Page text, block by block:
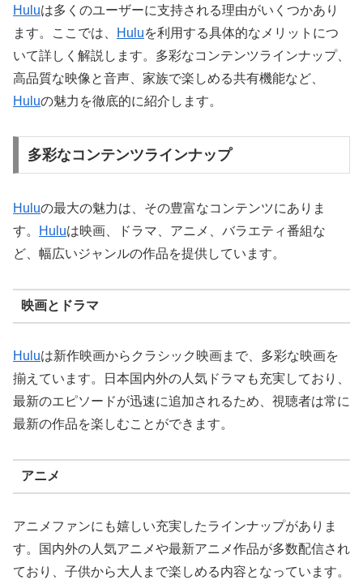
Huluは多くのユーザーに支持される理由がいくつかあり
ます。ここでは、
Huluを利用する具体的なメリットにつ
いて詳しく解説します。多彩なコンテンツラインナップ、
高品質な映像と音声、家族で楽しめる共有機能など、
Huluの魅力を徹底的に紹介します。
多彩なコンテンツラインナップ
Huluの最大の魅力は、その豊富なコンテンツにありま
す。
Huluは映画、ドラマ、アニメ、バラエティ番組な
ど、幅広いジャンルの作品を提供しています。
映画とドラマ
Huluは新作映画からクラシック映画まで、多彩な映画を
揃えています。日本国内外の人気ドラマも充実しており、
最新のエピソードが迅速に追加されるため、視聴者は常に
最新の作品を楽しむことができます。
アニメ
アニメファンにも嬉しい充実したラインナップがありま
す。国内外の人気アニメや最新アニメ作品が多数配信され
ており、子供から大人まで楽しめる内容となっています。